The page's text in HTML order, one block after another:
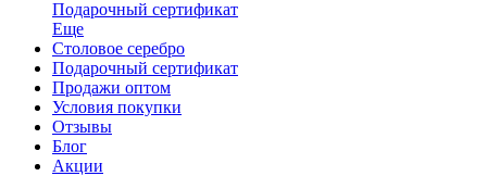
Подарочный сертификат
Еще
Столовое серебро
Подарочный сертификат
Продажи оптом
Условия покупки
Отзывы
Блог
Акции